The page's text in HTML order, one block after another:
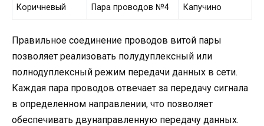
Коричневый Пара проводов №4 Капучино
Правильное соединение проводов витой пары
позволяет реализовать полудуплексный или
полнодуплексный режим передачи данных в сети.
Каждая пара проводов отвечает за передачу сигнала
в определенном направлении, что позволяет
обеспечивать двунаправленную передачу данных.